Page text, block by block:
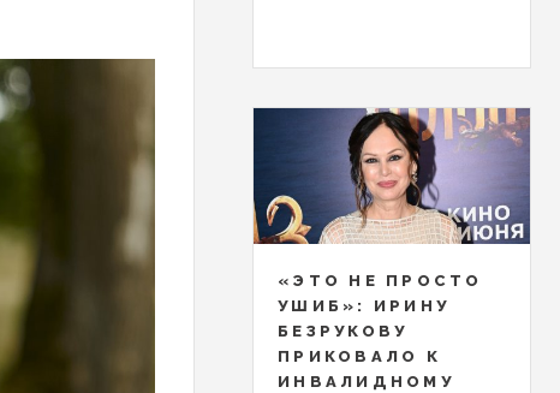
«ЭТО НЕ ПРОСТО
УШИБ»: ИРИНУ
БЕЗРУКОВУ
ПРИКОВАЛО К
ИНВАЛИДНОМУ